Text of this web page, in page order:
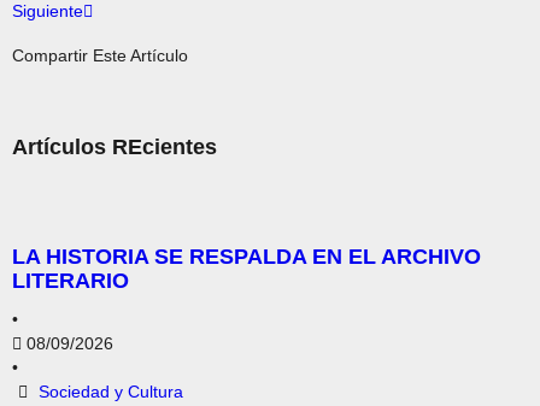
Siguiente
Compartir Este Artículo
Artículos REcientes
LA HISTORIA SE RESPALDA EN EL ARCHIVO
LITERARIO
•
08/09/2026
•
Sociedad y Cultura